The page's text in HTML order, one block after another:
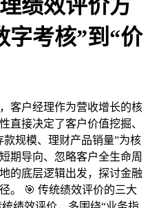
绩效评价方
字考核”到“价
客户经理作为营收增长的核
直接决定了客户价值挖掘、
规模、理财产品销量”为核
期导向、忽略客户全生命周
的底层逻辑出发，探讨金融
。 🎯 传统绩效评价的三大